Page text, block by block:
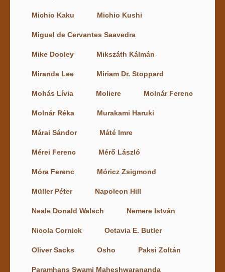
Michio Kaku Michio Kushi
Miguel de Cervantes Saavedra
Mike Dooley Mikszáth Kálmán
Miranda Lee Miriam Dr. Stoppard
Mohás Lívia Moliere Molnár Ferenc
Molnár Réka Murakami Haruki
Márai Sándor Máté Imre
Mérei Ferenc Mérő László
Móra Ferenc Móricz Zsigmond
Müller Péter Napoleon Hill
Neale Donald Walsch Nemere István
Nicola Cornick Octavia E. Butler
Oliver Sacks Osho Paksi Zoltán
Paramhans Swami Maheshwarananda